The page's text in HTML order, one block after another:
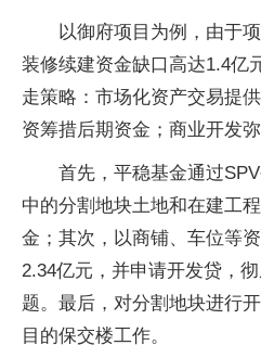
以御府项目为例，由于
装修续建资金缺口高达1.4亿
走策略：市场化资产交易提
资筹措后期资金；商业开发弥
首先，平稳基金通过
中的分割地块土地和在建工
金；其次，以商铺、车位等
2.34亿元，并申请开发贷，
题。最后，对分割地块进行
目的保交楼工作。